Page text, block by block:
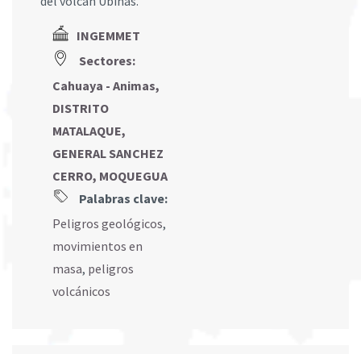
INGEMMET
Sectores:
Cahuaya - Animas,
DISTRITO
MATALAQUE,
GENERAL SANCHEZ
CERRO, MOQUEGUA
Palabras clave:
Peligros geológicos,
movimientos en
masa, peligros
volcánicos